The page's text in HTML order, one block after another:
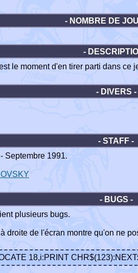
- NOMBRE DE
-
le moment d'en tirer parti dans ce
- DIVERS -
- STAFF -
- Septembre 1991.
- BUGS -
plusieurs bugs.
droite de l'écran montre qu'on ne
18,i:PRINT